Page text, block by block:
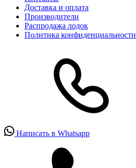
Доставка и оплата
Производители
Распродажа лодок
Политика конфиденциальности
Написать в Whatsapp